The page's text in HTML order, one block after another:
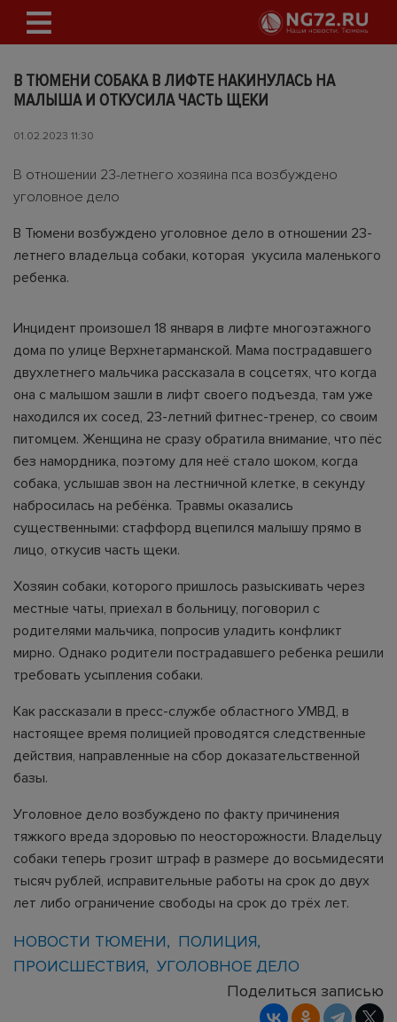
В ТЮМЕНИ СОБАКА В ЛИФТЕ НАКИНУЛАСЬ НА
МАЛЫША И ОТКУСИЛА ЧАСТЬ ЩЕКИ
01.02.2023 11:30
В отношении 23-летнего хозяина пса возбуждено
уголовное дело
В Тюмени возбуждено уголовное дело в отношении 23-
летнего владельца собаки, которая укусила маленького
ребенка.
Инцидент произошел 18 января в лифте многоэтажного
дома по улице Верхнетарманской. Мама пострадавшего
двухлетнего мальчика рассказала в соцсетях, что когда
она с малышом зашли в лифт своего подъезда, там уже
находился их сосед, 23-летний фитнес-тренер, со своим
питомцем. Женщина не сразу обратила внимание, что пёс
без намордника, поэтому для неё стало шоком, когда
собака, услышав звон на лестничной клетке, в секунду
набросилась на ребёнка. Травмы оказались
существенными: стаффорд вцепился малышу прямо в
лицо, откусив часть щеки.
Хозяин собаки, которого пришлось разыскивать через
местные чаты, приехал в больницу, поговорил с
родителями мальчика, попросив уладить конфликт
мирно. Однако родители пострадавшего ребенка решили
требовать усыпления собаки.
Как рассказали в пресс-службе областного УМВД, в
настоящее время полицией проводятся следственные
действия, направленные на сбор доказательственной
базы.
Уголовное дело возбуждено по факту причинения
тяжкого вреда здоровью по неосторожности. Владельцу
собаки теперь грозит штраф в размере до восьмидесяти
тысяч рублей, исправительные работы на срок до двух
лет либо ограничение свободы на срок до трёх лет.
НОВОСТИ ТЮМЕНИ
ПОЛИЦИЯ
ПРОИСШЕСТВИЯ
УГОЛОВНОЕ ДЕЛО
Поделиться записью